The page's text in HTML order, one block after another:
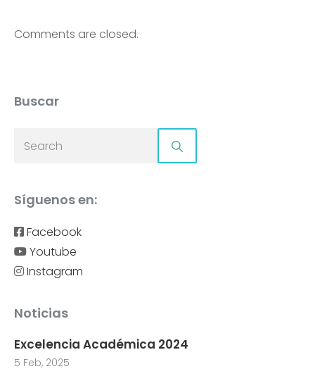
Comments are closed.
Buscar
Síguenos en:
Facebook
Youtube
Instagram
Noticias
Excelencia Académica 2024
5 Feb, 2025